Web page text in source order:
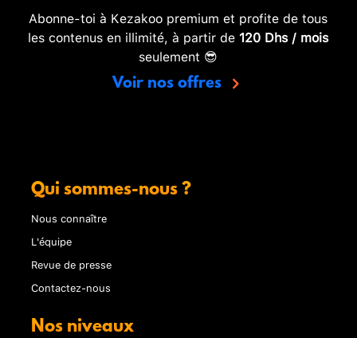
Abonne-toi à Kezakoo premium et profite de tous
les contenus en illimité, à partir de 120 Dhs / mois
seulement 😎
Voir nos offres
Qui sommes-nous ?
Nous connaître
L'équipe
Revue de presse
Contactez-nous
Nos niveaux